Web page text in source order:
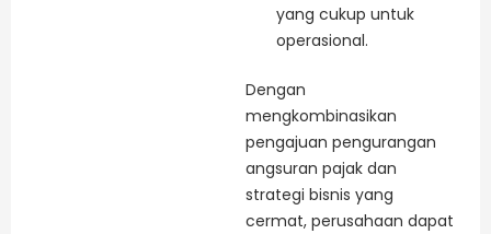
yang cukup untuk
operasional.
Dengan
mengkombinasikan
pengajuan pengurangan
angsuran pajak dan
strategi bisnis yang
cermat, perusahaan dapat